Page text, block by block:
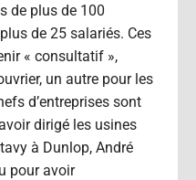
de plus de 100
de 25 salariés. Ces
« consultatif »,
un autre pour les
d’entreprises sont
dirigé les usines
à Dunlop, André
pour avoir